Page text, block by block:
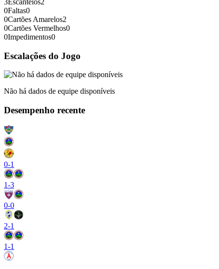
0Faltas0
0Cartões Amarelos2
0Cartões Vermelhos0
0Impedimentos0
Escalações do Jogo
Não há dados de equipe disponíveis
Desempenho recente
0-1
1-3
0-0
2-1
1-1